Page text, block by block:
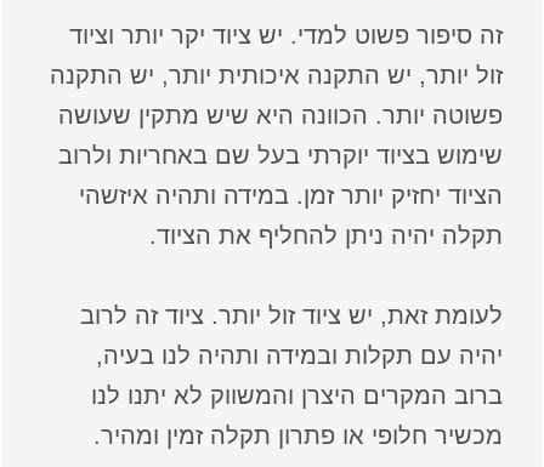
זה סיפור פשוט למדי. יש ציוד יקר יותר וציוד
זול יותר, יש התקנה איכותית יותר, יש התקנה
פשוטה יותר. הכוונה היא שיש מתקין שעושה
שימוש בציוד יוקרתי בעל שם באחריות ולרוב
הציוד יחזיק יותר זמן. במידה ותהיה איזשהי
תקלה יהיה ניתן להחליף את הציוד.
לעומת זאת, יש ציוד זול יותר. ציוד זה לרוב
יהיה עם תקלות ובמידה ותהיה לנו בעיה,
ברוב המקרים היצרן והמשווק לא יתנו לנו
מכשיר חלופי או פתרון תקלה זמין ומהיר.